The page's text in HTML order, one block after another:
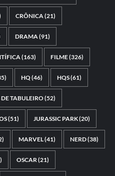
CRÔNICA(21)
DRAMA(91)
(163) FILME(326)
HQ(46) HQS(61)
DE TABULEIRO(52)
(51) JURASSIC PARK(20)
MARVEL(41) NERD(38)
OSCAR(21)